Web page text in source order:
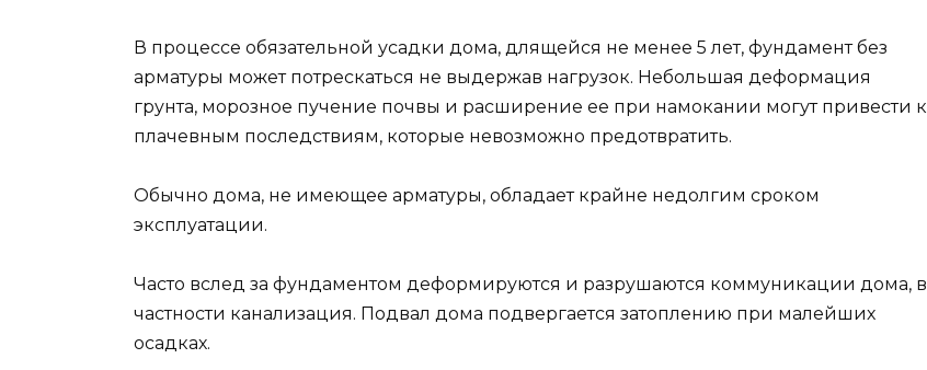
В процессе обязательной усадки дома, длящейся не менее 5 лет, фундамент без
арматуры может потрескаться не выдержав нагрузок. Небольшая деформация
грунта, морозное пучение почвы и расширение ее при намокании могут привести к
плачевным последствиям, которые невозможно предотвратить.
Обычно дома, не имеющее арматуры, обладает крайне недолгим сроком
эксплуатации.
Часто вслед за фундаментом деформируются и разрушаются коммуникации дома, в
частности канализация. Подвал дома подвергается затоплению при малейших
осадках.